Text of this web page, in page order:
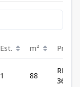
Est. m² Precio
1 88
RD$